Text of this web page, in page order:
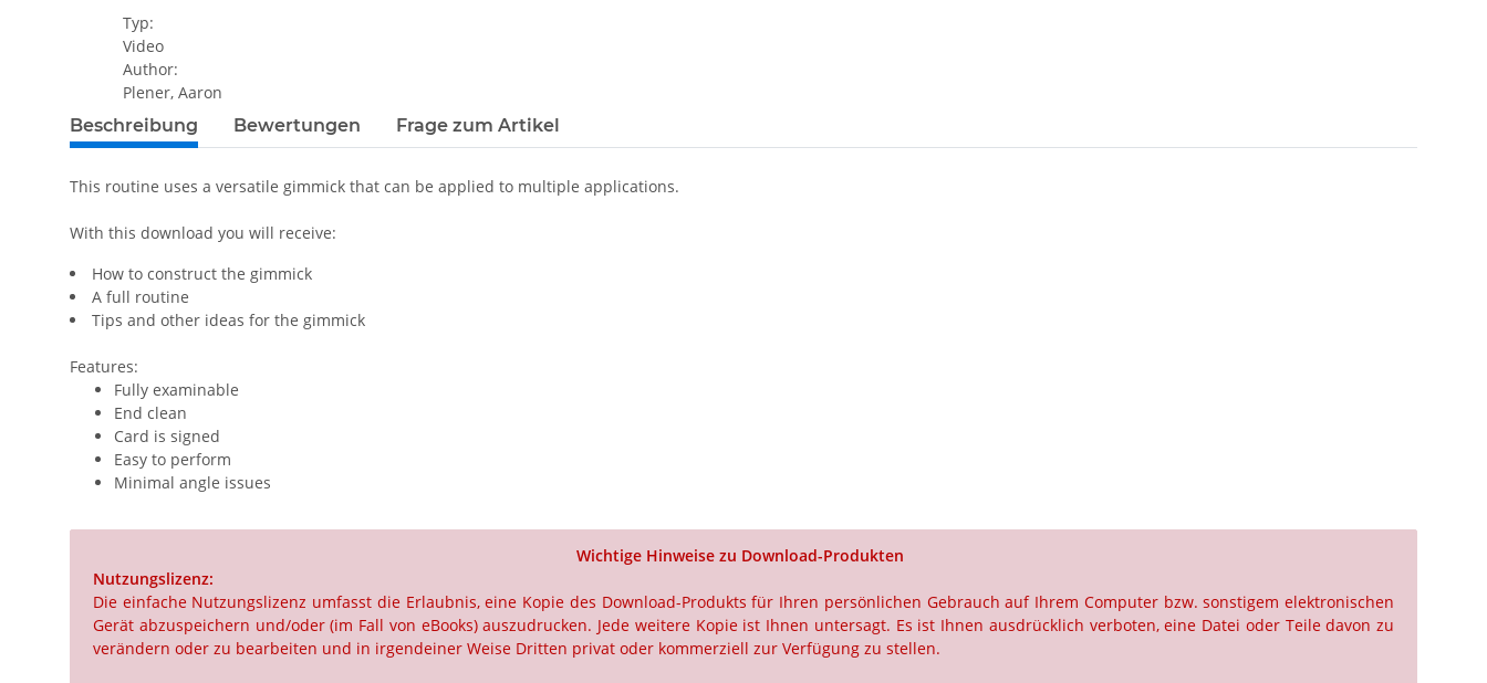
Typ:
Video
Author:
Plener, Aaron
Beschreibung
Bewertungen Frage zum Artikel
This routine uses a versatile gimmick that can be applied to multiple applications.
With this download you will receive:
How to construct the gimmick
A full routine
Tips and other ideas for the gimmick
Features:
Fully examinable
End clean
Card is signed
Easy to perform
Minimal angle issues
Wichtige Hinweise zu Download-Produkten
Nutzungslizenz:
Die einfache Nutzungslizenz umfasst die Erlaubnis, eine Kopie des Download-Produkts für Ihren persönlichen Gebrauch auf Ihrem Computer bzw. sonstigem elektronischen
Gerät abzuspeichern und/oder (im Fall von eBooks) auszudrucken. Jede weitere Kopie ist Ihnen untersagt. Es ist Ihnen ausdrücklich verboten, eine Datei oder Teile davon zu
verändern oder zu bearbeiten und in irgendeiner Weise Dritten privat oder kommerziell zur Verfügung zu stellen.